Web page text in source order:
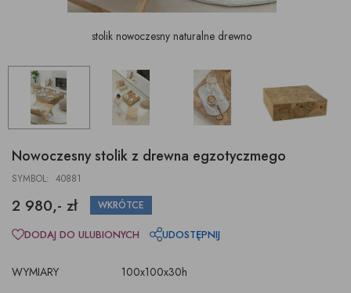
stolik nowoczesny naturalne drewno
Nowoczesny stolik z drewna egzotyczmego
SYMBOL: 40881
2 980,- zł WKRÓTCE
WYMIARY
100x100x30h
DODAJ DO ULUBIONYCH UDOSTĘPNIJ